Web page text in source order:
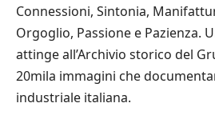
Connessioni, Sintonia,
Orgoglio, Passione e Pazienza.
attinge all’Archivio storico del
20mila immagini che
industriale italiana.